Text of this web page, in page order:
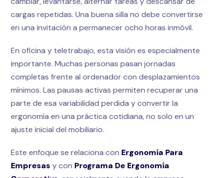
cargas repetidas. Una buena silla no debe convertirse
en una invitación a permanecer ocho horas inmóvil.
En oficina y teletrabajo, esta visión es especialmente
importante. Muchas personas pasan jornadas
completas frente al ordenador con desplazamientos
mínimos. Las pausas activas permiten recuperar una
parte de esa variabilidad perdida y convertir la
ergonomía en una práctica cotidiana, no solo en un
ajuste inicial del mobiliario.
Este enfoque se relaciona con Ergonomía Para
Empresas y con Programa De Ergonomía